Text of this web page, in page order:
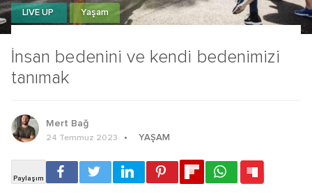
İnsan bedenini ve kendi bedenimizi
tanımak
LIVE UP Yaşam
Mert Bağ
24 Temmuz 2023 YAŞAM